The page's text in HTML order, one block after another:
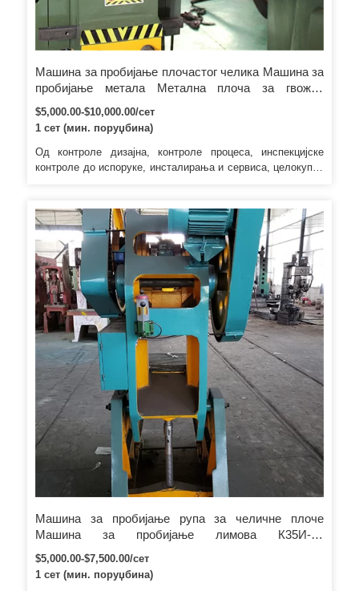
Машина за пробијање плочастог челика Машина за
пробијање метала Метална плоча за гвожђе
К35И-30 Машина за пробијање квадратног челика
Округла машина за пробијање челика
$5,000.00-$10,000.00/сет
1 сет (мин. поруџбина)
Од контроле дизајна, контроле процеса, инспекцијске
контроле до испоруке, инсталирања и сервиса, целокупне
обезбеђења квалитета за важне спољне делове. а.
Пословни принцип наше фабрике је „Купац на првом месту
и вера пре свега“ и оно чему тежимо је да испунимо
захтеве купаца и учинимо боље за њих.
Машина за пробијање рупа за челичне плоче
Машина за пробијање лимова К35И-30
Хидраулична машина за пробијање рупа за
пробијање челичних плоча
$5,000.00-$7,500.00/сет
1 сет (мин. поруџбина)